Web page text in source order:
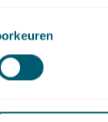
situatie van
tot het